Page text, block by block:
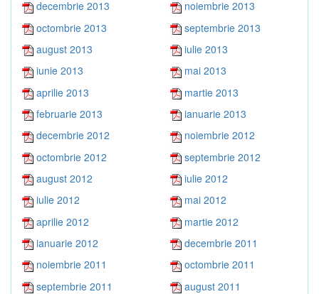
decembrie 2013
noiembrie 2013
octombrie 2013
septembrie 2013
august 2013
iulie 2013
iunie 2013
mai 2013
aprilie 2013
martie 2013
februarie 2013
ianuarie 2013
decembrie 2012
noiembrie 2012
octombrie 2012
septembrie 2012
august 2012
iulie 2012
iulie 2012
mai 2012
aprilie 2012
martie 2012
ianuarie 2012
decembrie 2011
noiembrie 2011
octombrie 2011
septembrie 2011
august 2011